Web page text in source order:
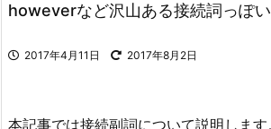
howeverなど沢山ある接続詞っぽ
2017年4月11日 2017年8月2日
本記事では接続副詞について説明します